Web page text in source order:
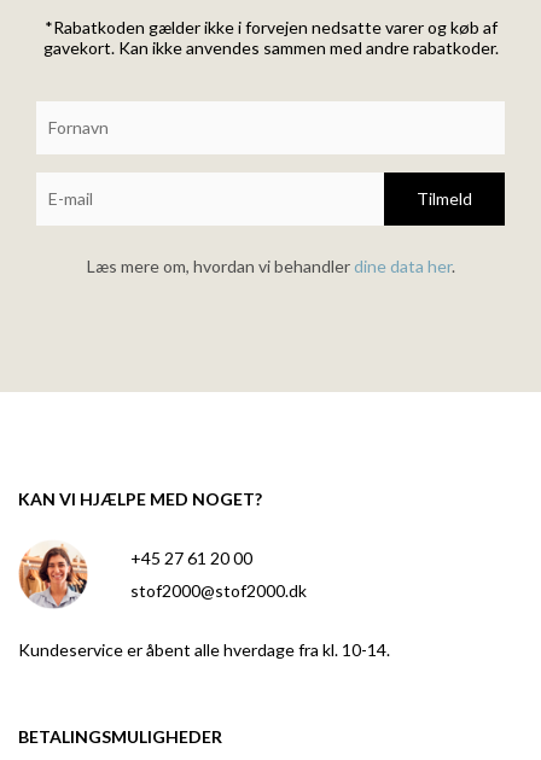
*Rabatkoden gælder ikke i forvejen nedsatte varer og køb af
gavekort. Kan ikke anvendes sammen med andre rabatkoder.
Tilmeld
Læs mere om, hvordan vi behandlerdine data her.
KAN VI HJÆLPE MED NOGET?
+45 27 61 20 00
stof2000@stof2000.dk
Kundeservice er åbent alle hverdage fra kl. 10-14.
BETALINGSMULIGHEDER